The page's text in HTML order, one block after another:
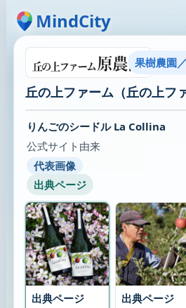
MindCity
果樹農園
丘の上ファーム（丘の上フ
りんごのシードル La Collina
公式サイト由来
代表画像
出典ページ
出典ページ 出典ページ